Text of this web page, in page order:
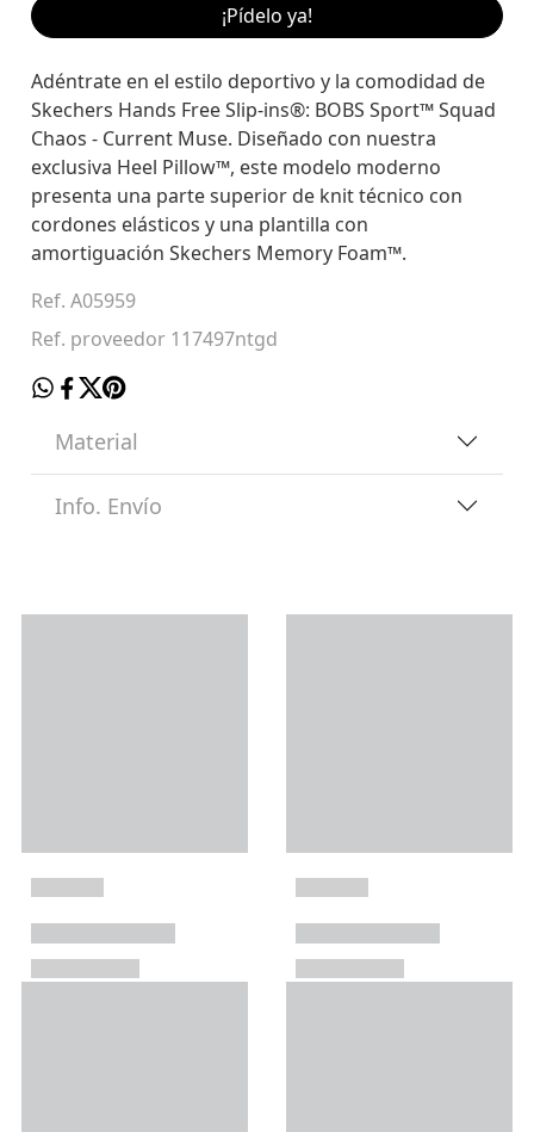
¡Pídelo ya!
Adéntrate en el estilo deportivo y la comodidad de
Skechers Hands Free Slip-ins®: BOBS Sport™ Squad
Chaos - Current Muse. Diseñado con nuestra
exclusiva Heel Pillow™, este modelo moderno
presenta una parte superior de knit técnico con
cordones elásticos y una plantilla con
amortiguación Skechers Memory Foam™.
Ref. A05959
Ref. proveedor 117497ntgd
Material
Info. Envío